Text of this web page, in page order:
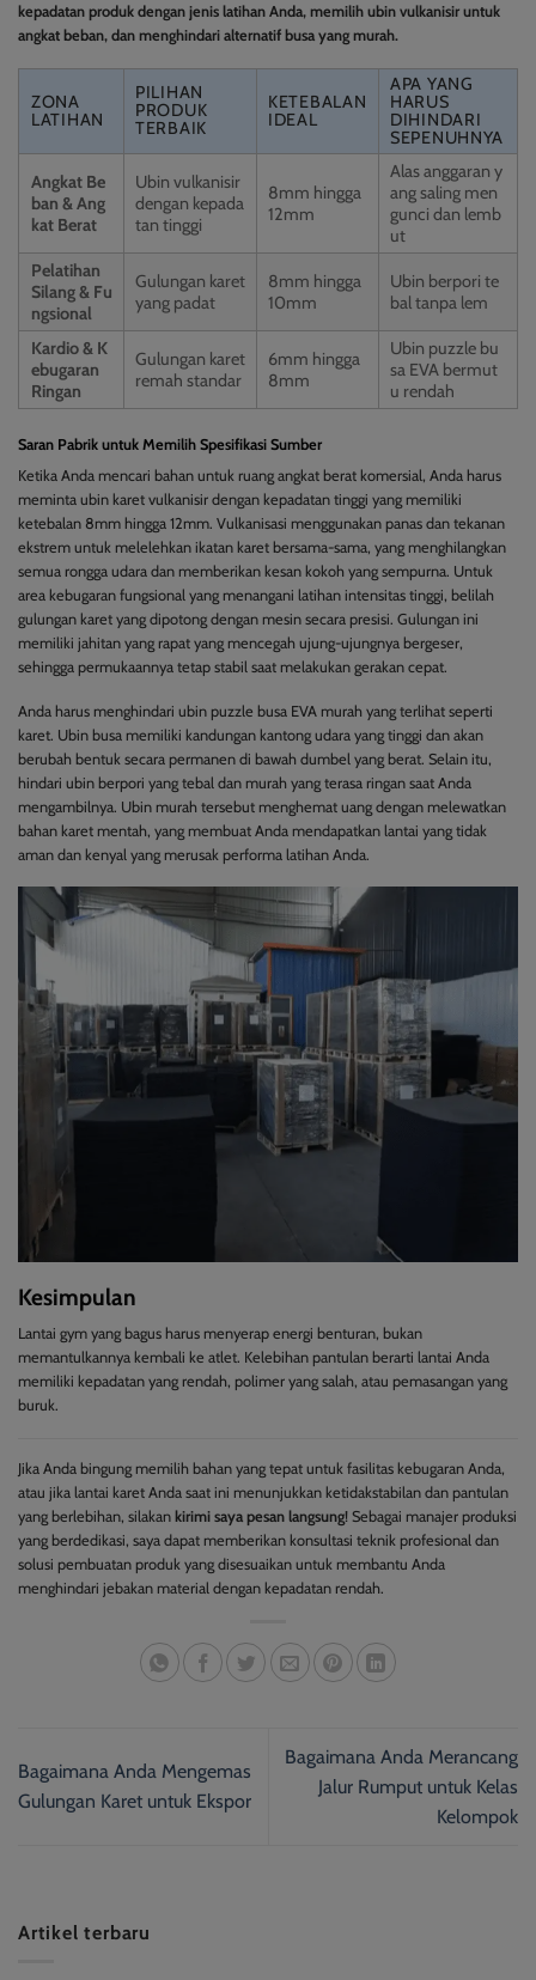
kepadatan produk dengan jenis latihan Anda, memilih ubin vulkanisir untuk
angkat beban, dan menghindari alternatif busa yang murah.
ZONA
LATIHAN
PILIHAN
PRODUK
TERBAIK
KETEBALAN
IDEAL
APA YANG
HARUS
DIHINDARI
SEPENUHNYA
Angkat Be
ban & Ang
kat Berat
Ubin vulkanisir
dengan kepada
tan tinggi
8mm hingga
12mm
Alas anggaran y
ang saling men
gunci dan lemb
ut
Pelatihan
Silang & Fu
ngsional
Gulungan karet
yang padat
8mm hingga
10mm
Ubin berpori te
bal tanpa lem
Kardio & K
ebugaran
Ringan
Gulungan karet
remah standar
6mm hingga
8mm
Ubin puzzle bu
sa EVA bermut
u rendah
Saran Pabrik untuk Memilih Spesifikasi Sumber
Ketika Anda mencari bahan untuk ruang angkat berat komersial, Anda harus
meminta ubin karet vulkanisir dengan kepadatan tinggi yang memiliki
ketebalan 8mm hingga 12mm. Vulkanisasi menggunakan panas dan tekanan
ekstrem untuk melelehkan ikatan karet bersama-sama, yang menghilangkan
semua rongga udara dan memberikan kesan kokoh yang sempurna. Untuk
area kebugaran fungsional yang menangani latihan intensitas tinggi, belilah
gulungan karet yang dipotong dengan mesin secara presisi. Gulungan ini
memiliki jahitan yang rapat yang mencegah ujung-ujungnya bergeser,
sehingga permukaannya tetap stabil saat melakukan gerakan cepat.
Anda harus menghindari ubin puzzle busa EVA murah yang terlihat seperti
karet. Ubin busa memiliki kandungan kantong udara yang tinggi dan akan
berubah bentuk secara permanen di bawah dumbel yang berat. Selain itu,
hindari ubin berpori yang tebal dan murah yang terasa ringan saat Anda
mengambilnya. Ubin murah tersebut menghemat uang dengan melewatkan
bahan karet mentah, yang membuat Anda mendapatkan lantai yang tidak
aman dan kenyal yang merusak performa latihan Anda.
Kesimpulan
Lantai gym yang bagus harus menyerap energi benturan, bukan
memantulkannya kembali ke atlet. Kelebihan pantulan berarti lantai Anda
memiliki kepadatan yang rendah, polimer yang salah, atau pemasangan yang
buruk.
Jika Anda bingung memilih bahan yang tepat untuk fasilitas kebugaran Anda,
atau jika lantai karet Anda saat ini menunjukkan ketidakstabilan dan pantulan
yang berlebihan, silakan kirimi saya pesan langsung! Sebagai manajer produksi
yang berdedikasi, saya dapat memberikan konsultasi teknik profesional dan
solusi pembuatan produk yang disesuaikan untuk membantu Anda
menghindari jebakan material dengan kepadatan rendah.
Bagaimana Anda Mengemas
Gulungan Karet untuk Ekspor
Bagaimana Anda Merancang
Jalur Rumput untuk Kelas
Kelompok
Artikel terbaru